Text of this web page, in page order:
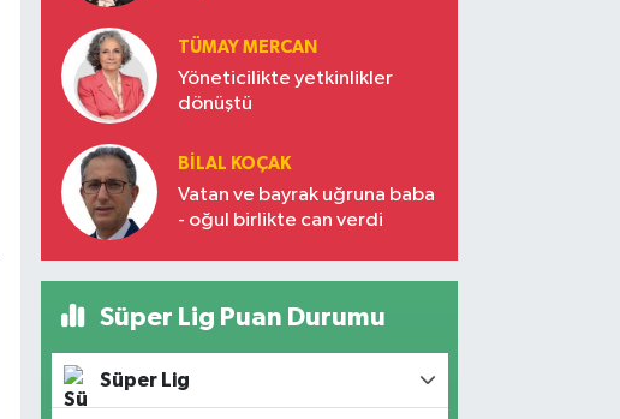
Türkiye’nin yükselen gücü
TÜMAY MERCAN
Yöneticilikte yetkinlikler
dönüştü
BILAL KOÇAK
Vatan ve bayrak uğruna baba
- oğul birlikte can verdi
Süper Lig Puan Durumu
Süper Lig